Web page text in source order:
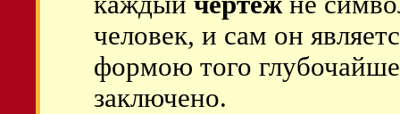
человек, и сам он
формою того
заключено.